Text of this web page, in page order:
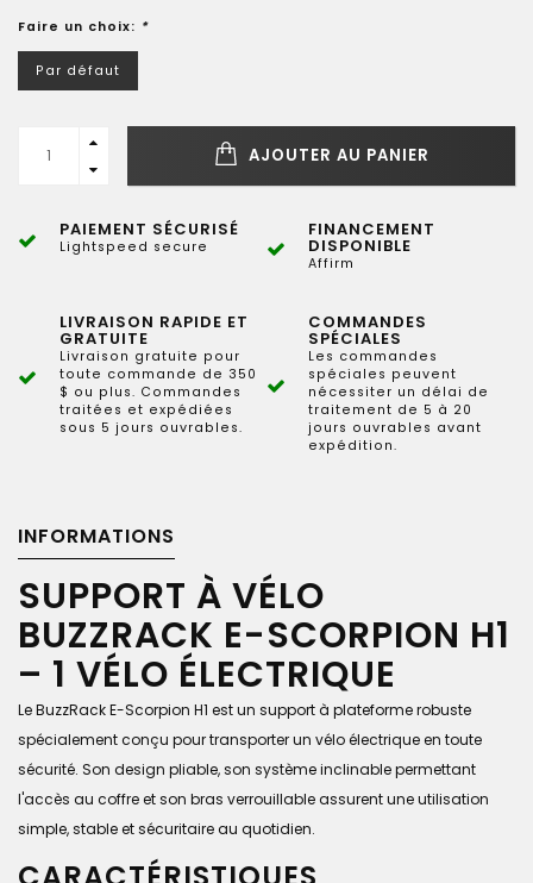
Faire un choix: *
Par défaut
AJOUTER AU PANIER
PAIEMENT SÉCURISÉ
Lightspeed secure
FINANCEMENT
DISPONIBLE
Affirm
LIVRAISON RAPIDE ET
GRATUITE
Livraison gratuite pour
toute commande de 350
$ ou plus. Commandes
traitées et expédiées
sous 5 jours ouvrables.
COMMANDES
SPÉCIALES
Les commandes
spéciales peuvent
nécessiter un délai de
traitement de 5 à 20
jours ouvrables avant
expédition.
INFORMATIONS
SUPPORT À VÉLO
BUZZRACK E-SCORPION H1
– 1 VÉLO ÉLECTRIQUE
Le BuzzRack E-Scorpion H1 est un support à plateforme robuste
spécialement conçu pour transporter un vélo électrique en toute
sécurité. Son design pliable, son système inclinable permettant
l'accès au coffre et son bras verrouillable assurent une utilisation
simple, stable et sécuritaire au quotidien.